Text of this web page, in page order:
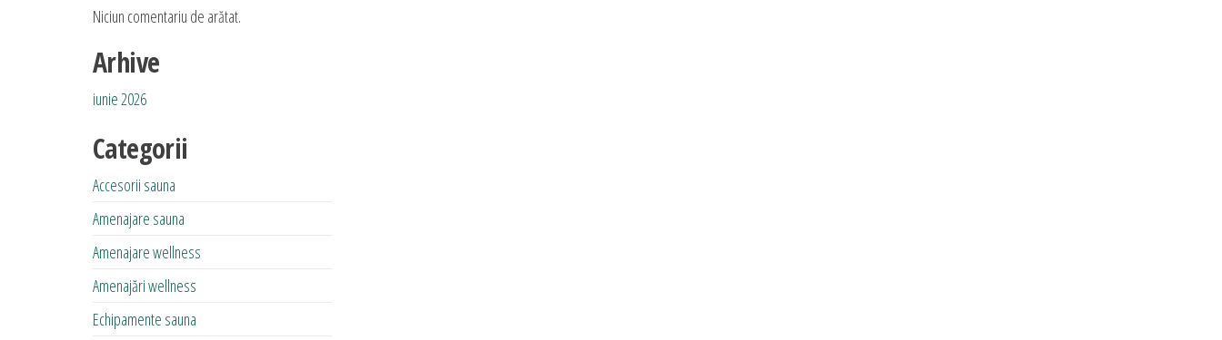
Niciun comentariu de arătat.
Arhive
iunie 2026
Categorii
Accesorii sauna
Amenajare sauna
Amenajare wellness
Amenajări wellness
Echipamente sauna